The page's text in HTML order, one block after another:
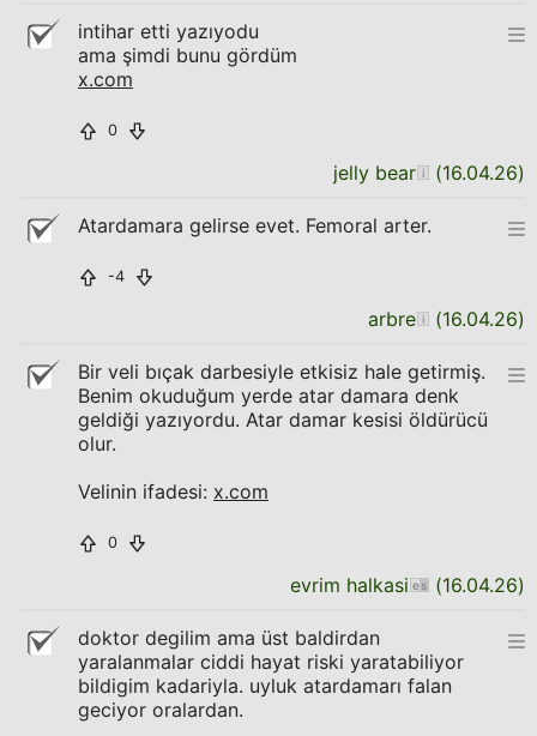
intihar etti yazıyodu
ama şimdi bunu gördüm
x.com
0
jelly bear (16.04.26)
Atardamara gelirse evet. Femoral arter.
-4
arbre (16.04.26)
Bir veli bıçak darbesiyle etkisiz hale getirmiş.
Benim okuduğum yerde atar damara denk
geldiği yazıyordu. Atar damar kesisi öldürücü
olur.
Velinin ifadesi: x.com
0
evrim halkasi (16.04.26)
doktor degilim ama üst baldirdan
yaralanmalar ciddi hayat riski yaratabiliyor
bildigim kadariyla. uyluk atardamarı falan
geciyor oralardan.